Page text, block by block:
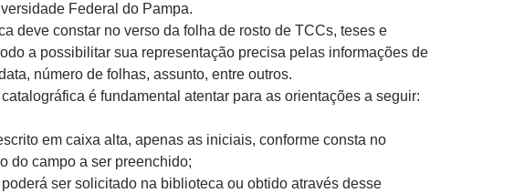
Federal do Pampa.
deve constar no verso da folha de rosto de TCCs, teses e
a possibilitar sua representação precisa pelas informações de
número de folhas, assunto, entre outros.
catalográfica é fundamental atentar para as orientações a seguir:
em caixa alta, apenas as iniciais, conforme consta no
do campo a ser preenchido;
ser solicitado na biblioteca ou obtido através desse